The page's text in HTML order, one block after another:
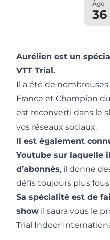
Âge
Aurélien est un
VTT Trial.
Il a été de
France et Champion
est reconverti dans le
vos réseaux sociaux.
Il est également
Youtube sur laquelle
d’abonnés, il donne
défis toujours plus
Sa spécialité est de
show il saura vous le
Trial Indoor